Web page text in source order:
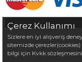
Çerez Kullanımı
Sizlere en iyi alışveriş
sitemizde
bilgi için Kvkk